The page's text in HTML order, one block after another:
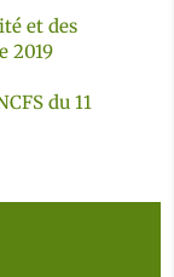
et des
2019
du 11